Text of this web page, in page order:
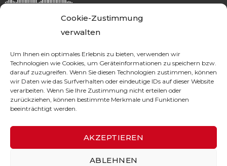
Cookie-Zustimmung
verwalten
Um Ihnen ein optimales Erlebnis zu bieten, verwenden wir
Technologien wie Cookies, um Geräteinformationen zu speichern bzw.
darauf zuzugreifen. Wenn Sie diesen Technologien zustimmen, können
wir Daten wie das Surfverhalten oder eindeutige IDs auf dieser Website
verarbeiten. Wenn Sie Ihre Zustimmung nicht erteilen oder
zurückziehen, können bestimmte Merkmale und Funktionen
beeinträchtigt werden.
AKZEPTIEREN
ABLEHNEN
52064 Aachen
asta@fh-aachen.org
DATA PROTECTION